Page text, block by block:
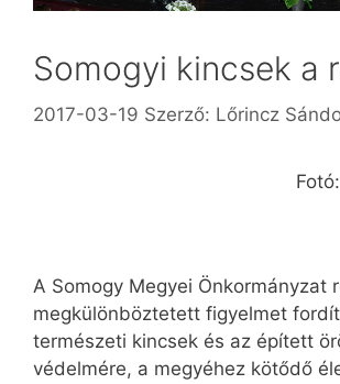
Somogyi kincsek a
2017-03-19 Szerző: Lőrincz
A Somogy Megyei Önkormányzat
megkülönböztetett figyelmet
természeti kincsek és az épített
védelmére, a megyéhez kötődő